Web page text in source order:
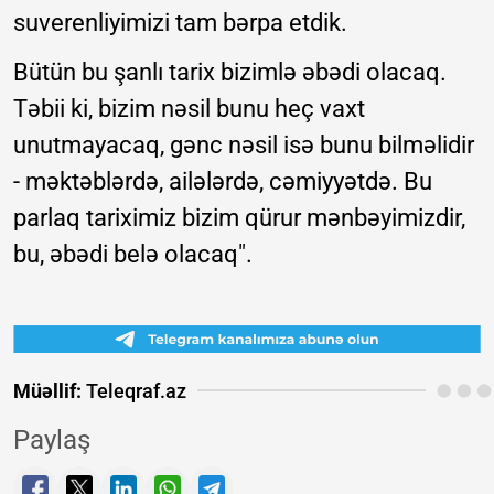
suverenliyimizi tam bərpa etdik.
Bütün bu şanlı tarix bizimlə əbədi olacaq.
Təbii ki, bizim nəsil bunu heç vaxt
unutmayacaq, gənc nəsil isə bunu bilməlidir
- məktəblərdə, ailələrdə, cəmiyyətdə. Bu
parlaq tariximiz bizim qürur mənbəyimizdir,
bu, əbədi belə olacaq".
Müəllif: Teleqraf.az
Paylaş